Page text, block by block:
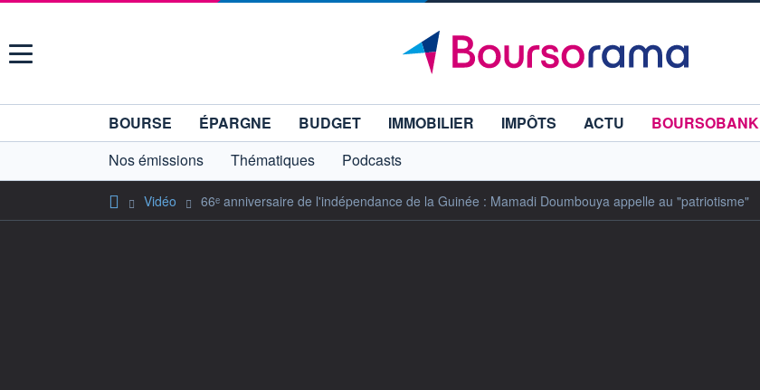
Menu
BOURSE ÉPARGNE BUDGET IMMOBILIER IMPÔTS ACTU
BOURSOBANK
Nos émissions
Thématiques Podcasts
Vidéo 66ᵉ anniversaire de l'indépendance de la Guinée : Mamadi Doumbouya appelle au "patriotisme"